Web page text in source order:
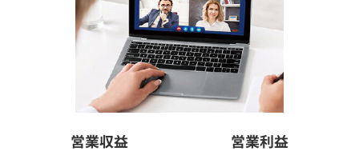
営業収益 営業利益